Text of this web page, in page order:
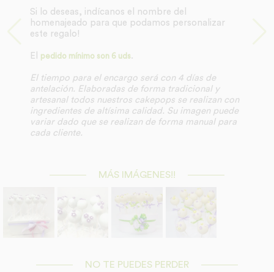
Si lo deseas, indícanos el nombre del
homenajeado para que podamos personalizar
este regalo!
El pedido mínimo son 6 uds.
El tiempo para el encargo será con 4 días de
antelación. Elaboradas de forma tradicional y
artesanal todos nuestros cakepops se realizan con
ingredientes de altísima calidad. Su imagen puede
variar dado que se realizan de forma manual para
cada cliente.
MÁS IMÁGENES!!
NO TE PUEDES PERDER